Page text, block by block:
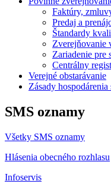
Faktúry,
Predaj a
Štandardy
Zverejňovanie
Zariadenie pre
Centrálny
Verejné obstarávanie
Zásady
SMS oznamy
Všetky SMS oznamy
Hlásenia obecného rozhlasu
Infoservis